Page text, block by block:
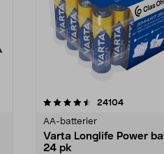
24104
AA-batterier
Varta Longlife Power
24 pk
4.5av 5 stjerner